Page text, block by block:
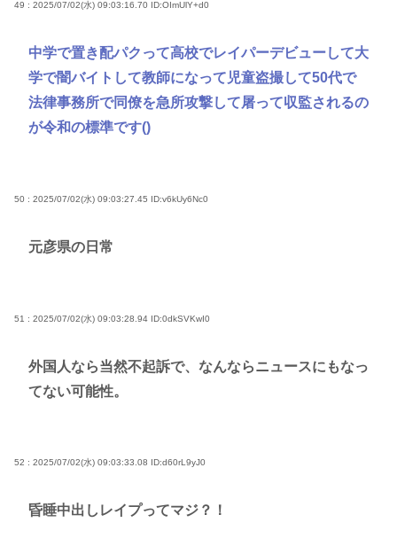
49 : 2025/07/02(水) 09:03:16.70 ID:OImUlY+d0
中学で置き配パクって高校でレイパーデビューして大
学で闇バイトして教師になって児童盗撮して50代で
法律事務所で同僚を急所攻撃して屠って収監されるの
が令和の標準です()
50 : 2025/07/02(水) 09:03:27.45 ID:v6kUy6Nc0
元彦県の日常
51 : 2025/07/02(水) 09:03:28.94 ID:0dkSVKwI0
外国人なら当然不起訴で、なんならニュースにもなっ
てない可能性。
52 : 2025/07/02(水) 09:03:33.08 ID:d60rL9yJ0
昏睡中出しレイプってマジ？！